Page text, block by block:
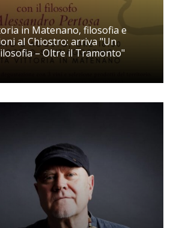
in Matenano, filosofia e
al Chiostro: arriva "Un
– Oltre il Tramonto"